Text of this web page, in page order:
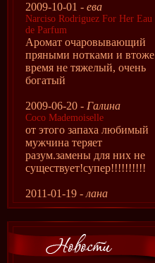
2009-10-01 - ева
Narciso Rodriguez For Her Eau
de Parfum
Аромат очаровывающий
пряными нотками и втоже
время не тяжелый, очень
богатый
2009-06-20 - Галина
Coco Mademoiselle
от этого запаха любимый
мужчина теряет
разум.замены для них не
существует!супер!!!!!!!!!!
2011-01-19 - лана